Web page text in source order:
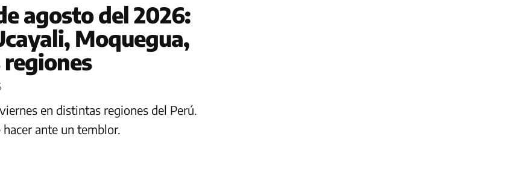
agosto del 2026:
Moquegua,
en distintas regiones del Perú.
ante un temblor.